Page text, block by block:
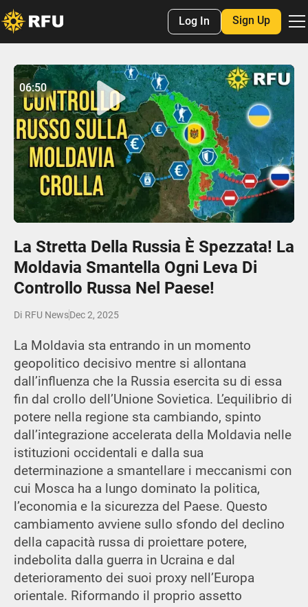
Log In Sign Up
Play
06:50
Mute Settings
Enter
No items found.
06:50
La Stretta Della Russia È Spezzata! La
Moldavia Smantella Ogni Leva Di
Controllo Russa Nel Paese!
Di RFU NewsDec 2, 2025
La Moldavia sta entrando in un momento
geopolitico decisivo mentre si allontana
dall’influenza che la Russia esercita su di essa
fin dal crollo dell’Unione Sovietica. L’equilibrio di
potere nella regione sta cambiando, spinto
dall’integrazione accelerata della Moldavia nelle
istituzioni occidentali e dalla sua
determinazione a smantellare i meccanismi con
cui Mosca ha a lungo dominato la politica,
l’economia e la sicurezza del Paese. Questo
cambiamento avviene sullo sfondo del declino
della capacità russa di proiettare potere,
indebolita dalla guerra in Ucraina e dal
deterioramento dei suoi proxy nell’Europa
orientale. Riformando il proprio assetto